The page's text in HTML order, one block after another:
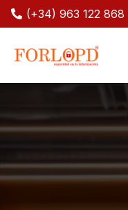
(+34) 963 122 868